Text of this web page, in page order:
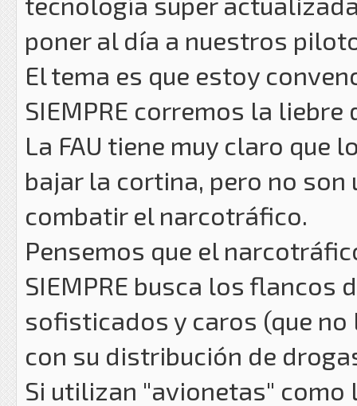
poner al día a nuestros
El tema es que estoy
SIEMPRE corremos la liebre
La FAU tiene muy claro que
bajar la cortina, pero no son
combatir el narcotráfico.
Pensemos que el
SIEMPRE busca los flancos
sofisticados y caros (que no
con su distribución de
Si utilizan "avionetas" como